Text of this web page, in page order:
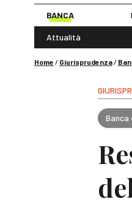
BANCA
Attualità
Home / Giurisprudenza/
Banca